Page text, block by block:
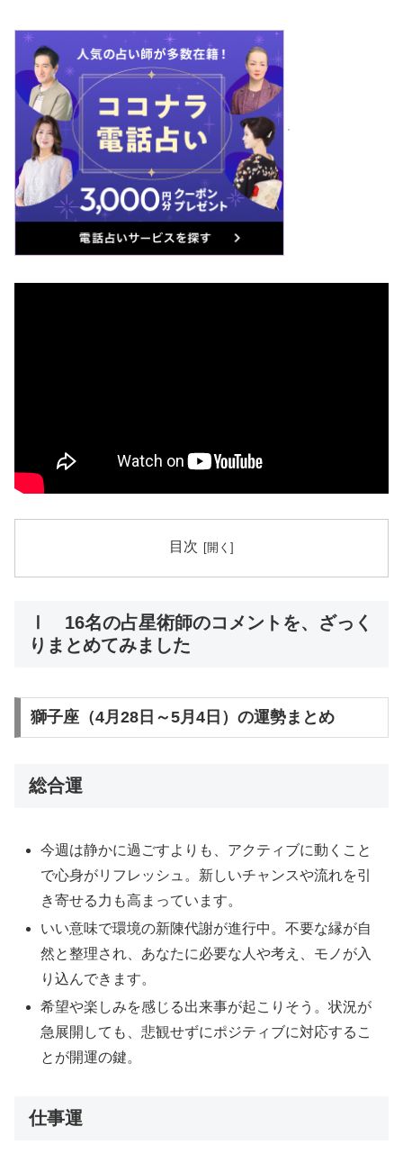
目次
16名の占星術師のコメントを、ざっく
りまとめてみました
獅子座（4月28日～5月4日）の運勢まとめ
総合運
今週は静かに過ごすよりも、アクティブに動くこと
で心身がリフレッシュ。新しいチャンスや流れを引
き寄せる力も高まっています。
いい意味で環境の新陳代謝が進行中。不要な縁が自
然と整理され、あなたに必要な人や考え、モノが入
り込んできます。
希望や楽しみを感じる出来事が起こりそう。状況が
急展開しても、悲観せずにポジティブに対応するこ
とが開運の鍵。
仕事運